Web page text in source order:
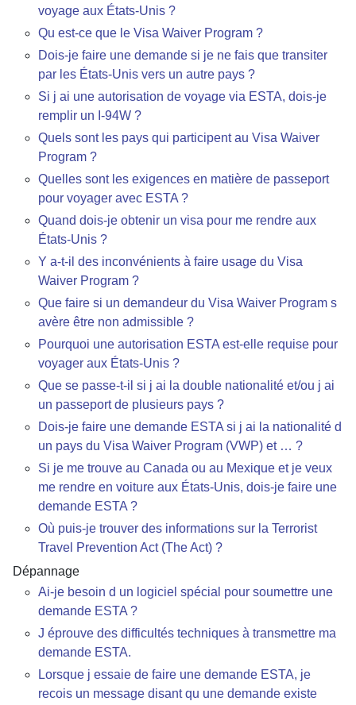
voyage aux États-Unis ?
Qu est-ce que le Visa Waiver Program ?
Dois-je faire une demande si je ne fais que transiter
par les États-Unis vers un autre pays ?
Si j ai une autorisation de voyage via ESTA, dois-je
remplir un I-94W ?
Quels sont les pays qui participent au Visa Waiver
Program ?
Quelles sont les exigences en matière de passeport
pour voyager avec ESTA ?
Quand dois-je obtenir un visa pour me rendre aux
États-Unis ?
Y a-t-il des inconvénients à faire usage du Visa
Waiver Program ?
Que faire si un demandeur du Visa Waiver Program s
avère être non admissible ?
Pourquoi une autorisation ESTA est-elle requise pour
voyager aux États-Unis ?
Que se passe-t-il si j ai la double nationalité et/ou j ai
un passeport de plusieurs pays ?
Dois-je faire une demande ESTA si j ai la nationalité d
un pays du Visa Waiver Program (VWP) et … ?
Si je me trouve au Canada ou au Mexique et je veux
me rendre en voiture aux États-Unis, dois-je faire une
demande ESTA ?
Où puis-je trouver des informations sur la Terrorist
Travel Prevention Act (The Act) ?
Dépannage
Ai-je besoin d un logiciel spécial pour soumettre une
demande ESTA ?
J éprouve des difficultés techniques à transmettre ma
demande ESTA.
Lorsque j essaie de faire une demande ESTA, je
recois un message disant qu une demande existe